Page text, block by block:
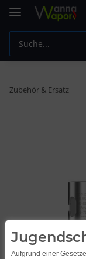
Zubehör & Ersatz
Aufgrund einer